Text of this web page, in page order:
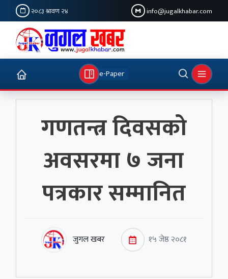
२०८३ श्रावण २४ info@jugalkhabar.com
e-Paper
गणतन्त्र दिवसको
अवसरमा ७ जना
पत्रकार सम्मानित
जुगल खबर १५ जेष्ठ २०८१